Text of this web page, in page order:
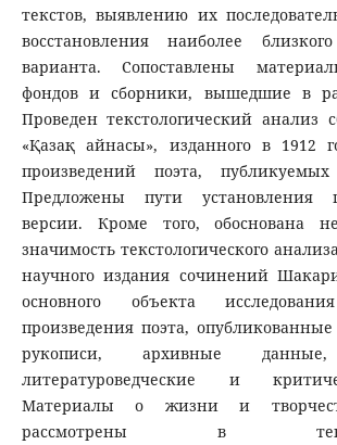
текстов, выявлению их
восстановления наиболее
варианта. Сопоставлены
фондов и сборники, вышедшие в
Проведен текстологический анализ
«Қазақ айнасы», изданного в 1912
произведений поэта,
Предложены пути установления
версии. Кроме того, обоснована
значимость текстологического
научного издания сочинений
основного объекта
произведения поэта,
рукописи, архивные
литературоведческие и
Материалы о жизни и
рассмотрены в